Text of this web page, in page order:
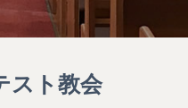
スト教会